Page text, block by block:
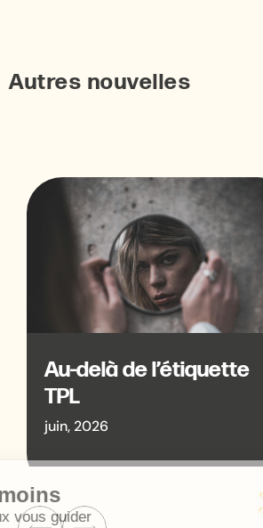
Autres nouvelles
Au-delà de l’étiquette
TPL
juin, 2026
‹ ›